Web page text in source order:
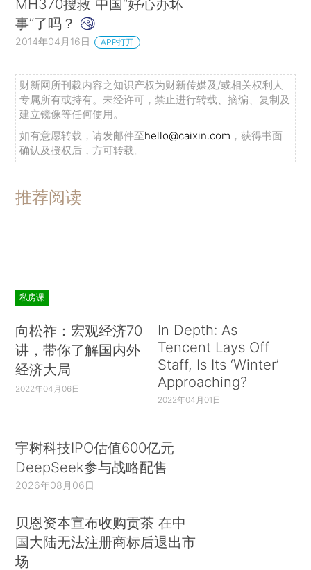
MH370搜救 中国“好心办坏
事”了吗？
2014年04月16日 APP打开
财新网所刊载内容之知识产权为财新传媒及/或相关权利人
专属所有或持有。未经许可，禁止进行转载、摘编、复制及
建立镜像等任何使用。
如有意愿转载，请发邮件至hello@caixin.com ，获得书面
确认及授权后，方可转载。
推荐阅读
私房课
向松祚：宏观经济70
讲，带你了解国内外
经济大局
2022年04月06日
In Depth: As
Tencent Lays Off
Staff, Is Its ‘Winter’
Approaching?
2022年04月01日
宇树科技IPO估值600亿元
DeepSeek参与战略配售
2026年08月06日
贝恩资本宣布收购贡茶 在中
国大陆无法注册商标后退出市
场